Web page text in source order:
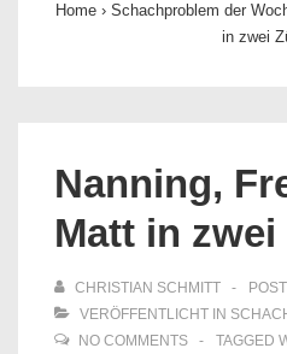
Home › Schachproblem der
in zwei
Nanning,
Matt in zwei
CHRISTIAN SCHMITT
VERÖFFENTLICHT IN
NO COMMENTS
TAGGED